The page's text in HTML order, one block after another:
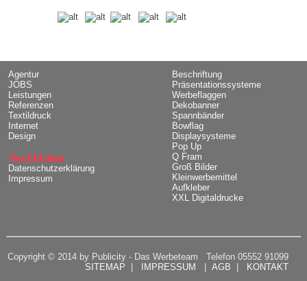
Agentur
JOBS
Leistungen
Referenzen
Textildruck
Internet
Design
Rechtliches
Datenschutzerklärung
Impressum
Beschriftung
Präsentationssysteme
Werbeflaggen
Dekobanner
Spannbänder
Bowflag
Displaysysteme
Pop Up
Q Fram
Groß Bilder
Kleinwerbemittel
Aufkleber
XXL Digitaldrucke
Copyright © 2014 by Publicity - Das Werbeteam Telefon 05552 91099
SITEMAP
IMPRESSUM AGB KONTAKT